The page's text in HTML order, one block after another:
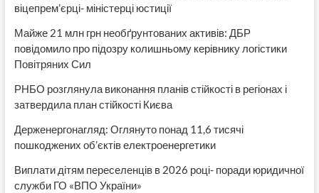
віцепрем’єрці- міністерці юстиції
Майже 21 млн грн необґрунтованих активів: ДБР
повідомило про підозру колишньому керівнику логістики
Повітряних Сил
РНБО розглянула виконання планів стійкості в регіонах і
затвердила план стійкості Києва
Держенергонагляд: Оглянуто понад 11,6 тисячі
пошкоджених об’єктів електроенергетики
Виплати дітям переселенців в 2026 році- поради юридичної
служби ГО «ВПО України»